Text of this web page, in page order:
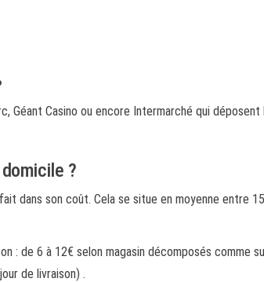
Géant Casino ou encore Intermarché qui
?
dans son coût. Cela se situe en moyenne entre
: de 6 à 12€ selon magasin décomposés
de livraison) .